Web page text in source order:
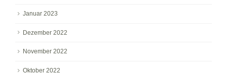
Januar 2023
Dezember 2022
November 2022
Oktober 2022